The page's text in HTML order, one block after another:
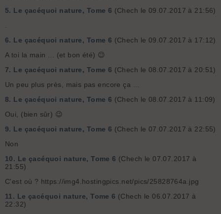
5. Le çacéquoi nature, Tome 6 (Chech le 09.07.2017 à 21:56)
6. Le çacéquoi nature, Tome 6 (Chech le 09.07.2017 à 17:12)
A toi la main ... (et bon été) 😉
7. Le çacéquoi nature, Tome 6 (Chech le 08.07.2017 à 20:51)
Un peu plus près, mais pas encore ça ...
8. Le çacéquoi nature, Tome 6 (Chech le 08.07.2017 à 11:09)
Oui, (bien sûr) 😉
9. Le çacéquoi nature, Tome 6 (Chech le 07.07.2017 à 22:55)
Non
10. Le çacéquoi nature, Tome 6 (Chech le 07.07.2017 à
21:55)
C'est où ? https://img4.hostingpics.net/pics/25828764a.jpg
11. Le çacéquoi nature, Tome 6 (Chech le 06.07.2017 à
22:32)